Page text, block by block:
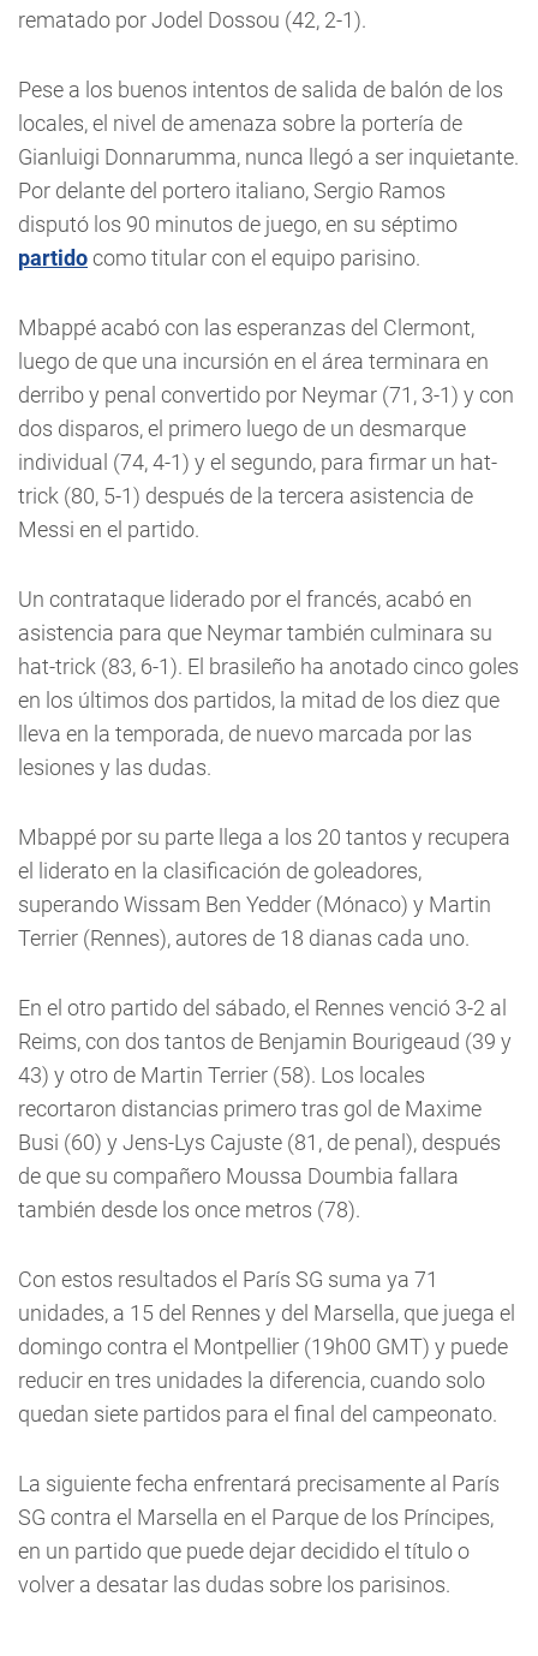
rematado por Jodel Dossou (42, 2-1).
Pese a los buenos intentos de salida de balón de los
locales, el nivel de amenaza sobre la portería de
Gianluigi Donnarumma, nunca llegó a ser inquietante.
Por delante del portero italiano, Sergio Ramos
disputó los 90 minutos de juego, en su séptimo
partidocomo titular con el equipo parisino.
Mbappé acabó con las esperanzas del Clermont,
luego de que una incursión en el área terminara en
derribo y penal convertido por Neymar (71, 3-1) y con
dos disparos, el primero luego de un desmarque
individual (74, 4-1) y el segundo, para firmar un hat-
trick (80, 5-1) después de la tercera asistencia de
Messi en el partido.
Un contrataque liderado por el francés, acabó en
asistencia para que Neymar también culminara su
hat-trick (83, 6-1). El brasileño ha anotado cinco goles
en los últimos dos partidos, la mitad de los diez que
lleva en la temporada, de nuevo marcada por las
lesiones y las dudas.
Mbappé por su parte llega a los 20 tantos y recupera
el liderato en la clasificación de goleadores,
superando Wissam Ben Yedder (Mónaco) y Martin
Terrier (Rennes), autores de 18 dianas cada uno.
En el otro partido del sábado, el Rennes venció 3-2 al
Reims, con dos tantos de Benjamin Bourigeaud (39 y
43) y otro de Martin Terrier (58). Los locales
recortaron distancias primero tras gol de Maxime
Busi (60) y Jens-Lys Cajuste (81, de penal), después
de que su compañero Moussa Doumbia fallara
también desde los once metros (78).
Con estos resultados el París SG suma ya 71
unidades, a 15 del Rennes y del Marsella, que juega el
domingo contra el Montpellier (19h00 GMT) y puede
reducir en tres unidades la diferencia, cuando solo
quedan siete partidos para el final del campeonato.
La siguiente fecha enfrentará precisamente al París
SG contra el Marsella en el Parque de los Príncipes,
en un partido que puede dejar decidido el título o
volver a desatar las dudas sobre los parisinos.